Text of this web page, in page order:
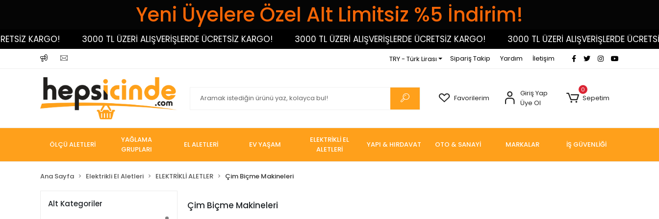
Yeni Üyelere Özel Alt Limitsiz %5 İndirim!
KARGO! 3000 TL ÜZERİ ALIŞVERİŞLERDE ÜCRETSİZ KARGO! 3000 TL ÜZERİ ALIŞVERİŞLERDE ÜCRETSİZ KARGO! 3000 TL ÜZERİ ALIŞVERİŞLERDE
TRY - Türk Lirası Sipariş Takip Yardım İletişim
Favorilerim
Giriş Yap
Üye Ol
0
Sepetim
ÖLÇÜ ALETLERİ
YAĞLAMA
GRUPLARI
EL ALETLERİ EV YAŞAM
ELEKTRİKLİ EL
ALETLERİ
YAPI & HIRDAVAT OTO & SANAYİ MARKALAR İŞ GÜVENLİĞİ
Ana Sayfa Elektrikli El Aletleri ELEKTRİKLİ ALETLER Çim Biçme Makineleri
Alt Kategoriler Çim Biçme Makineleri